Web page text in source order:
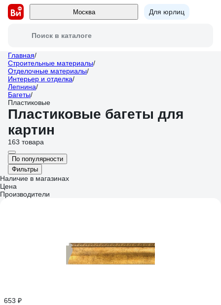
Москва Для юрлиц
Поиск в каталоге
Главная/
Строительные материалы/
Отделочные материалы/
Интерьер и отделка/
Лепнина/
Багеты/
Пластиковые
Пластиковые багеты для
картин
163 товара
По популярности
Фильтры
Наличие в магазинах
Цена
Производители
653 ₽